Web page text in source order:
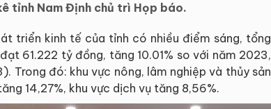
tỉnh Nam Định chủ trì Họp báo.
triển kinh tế của tỉnh có nhiều điểm sáng, tổng
61.222 tỷ đồng, tăng 10.01% so với năm 2023,
Trong đó: khu vực nông, lâm nghiệp và thủy sản
14,27%, khu vực dịch vụ tăng 8,56%.